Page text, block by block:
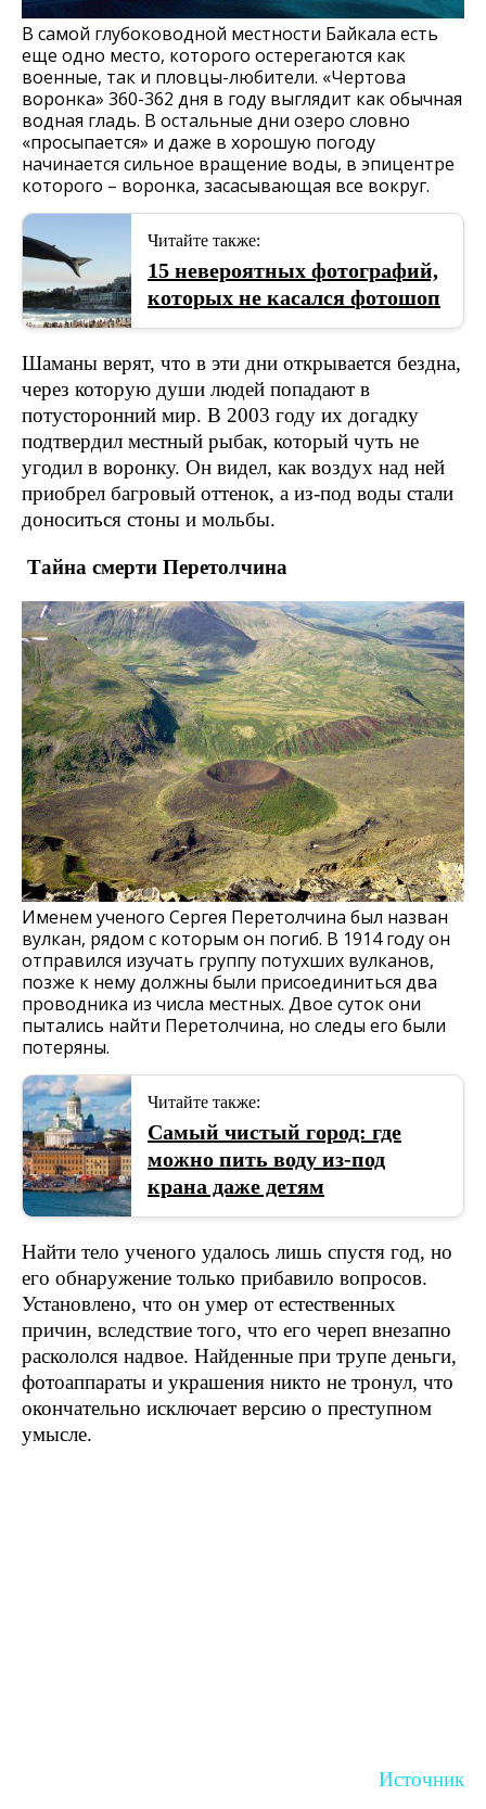
В самой глубоководной местности Байкала есть
еще одно место, которого остерегаются как
военные, так и пловцы-любители. «Чертова
воронка» 360-362 дня в году выглядит как обычная
водная гладь. В остальные дни озеро словно
«просыпается» и даже в хорошую погоду
начинается сильное вращение воды, в эпицентре
которого – воронка, засасывающая все вокруг.
Читайте также:
15 невероятных фотографий,
которых не касался фотошоп
Шаманы верят, что в эти дни открывается бездна,
через которую души людей попадают в
потусторонний мир. В 2003 году их догадку
подтвердил местный рыбак, который чуть не
угодил в воронку. Он видел, как воздух над ней
приобрел багровый оттенок, а из-под воды стали
доноситься стоны и мольбы.
Тайна смерти Перетолчина
Именем ученого Сергея Перетолчина был назван
вулкан, рядом с которым он погиб. В 1914 году он
отправился изучать группу потухших вулканов,
позже к нему должны были присоединиться два
проводника из числа местных. Двое суток они
пытались найти Перетолчина, но следы его были
потеряны.
Читайте также:
Самый чистый город: где
можно пить воду из-под
крана даже детям
Найти тело ученого удалось лишь спустя год, но
его обнаружение только прибавило вопросов.
Установлено, что он умер от естественных
причин, вследствие того, что его череп внезапно
раскололся надвое. Найденные при трупе деньги,
фотоаппараты и украшения никто не тронул, что
окончательно исключает версию о преступном
умысле.
Источник